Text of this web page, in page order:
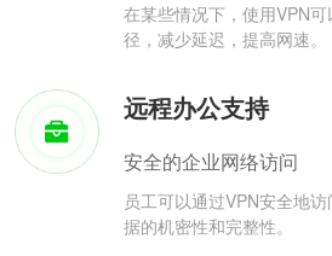
在某些情况下，使用VPN
径，减少延迟，提高网速。
远程办公支持
安全的企业网络访问
员工可以通过VPN安全地
据的机密性和完整性。